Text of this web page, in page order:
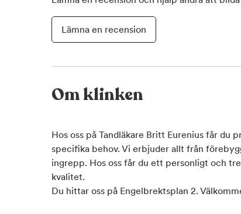
Lämna en recension
Om klinken
Hos oss på Tandläkare Britt Eurenius får du
specifika behov. Vi erbjuder allt från
ingrepp. Hos oss får du ett personligt och
kvalitet.
Du hittar oss på Engelbrektsplan 2.